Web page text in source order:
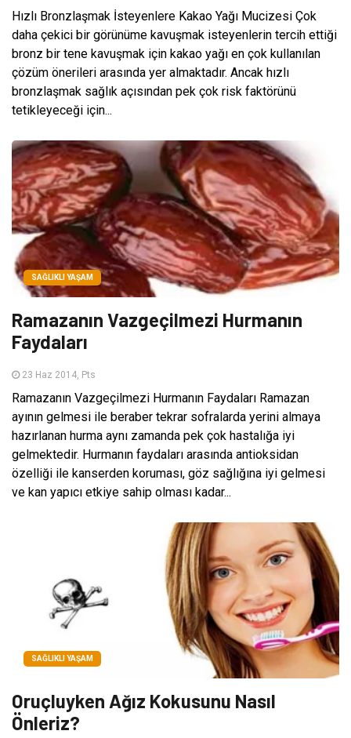
Hızlı Bronzlaşmak İsteyenlere Kakao Yağı Mucizesi Çok
daha çekici bir görünüme kavuşmak isteyenlerin tercih ettiği
bronz bir tene kavuşmak için kakao yağı en çok kullanılan
çözüm önerileri arasında yer almaktadır. Ancak hızlı
bronzlaşmak sağlık açısından pek çok risk faktörünü
tetikleyeceği için...
SAĞLIKLI YAŞAM
Ramazanın Vazgeçilmezi Hurmanın
Faydaları
23 Haz 2014, Pts
Ramazanın Vazgeçilmezi Hurmanın Faydaları Ramazan
ayının gelmesi ile beraber tekrar sofralarda yerini almaya
hazırlanan hurma aynı zamanda pek çok hastalığa iyi
gelmektedir. Hurmanın faydaları arasında antioksidan
özelliği ile kanserden koruması, göz sağlığına iyi gelmesi
ve kan yapıcı etkiye sahip olması kadar...
SAĞLIKLI YAŞAM
Oruçluyken Ağız Kokusunu Nasıl
Önleriz?